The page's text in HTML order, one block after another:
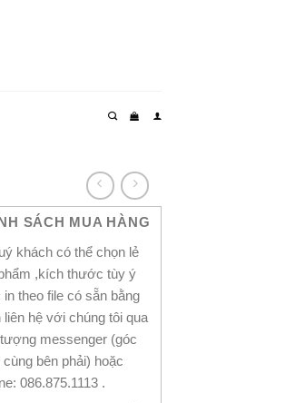
SÁCH MUA HÀNG
khách có thể chọn lẻ
,kích thước tùy ý
in theo file có sẵn bằng
liên hệ với chúng tôi qua
messenger (góc
bên phải) hoặc
086.875.1113 .